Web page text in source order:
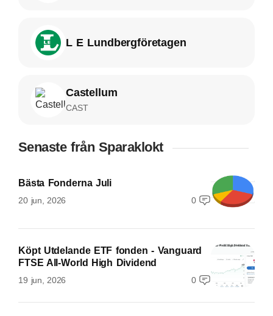
L E Lundbergföretagen
Castellum
CAST
Senaste från Sparaklokt
Bästa Fonderna Juli
20 jun, 2026 0
Köpt Utdelande ETF fonden - Vanguard
FTSE All-World High Dividend
19 jun, 2026 0